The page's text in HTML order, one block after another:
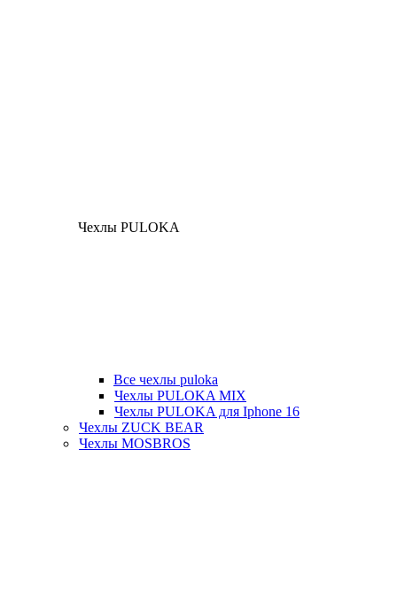
Чехлы PULOKA
Все чехлы puloka
Чехлы PULOKA MIX
Чехлы PULOKA для Iphone 16
Чехлы ZUCK BEAR
Чехлы MOSBROS